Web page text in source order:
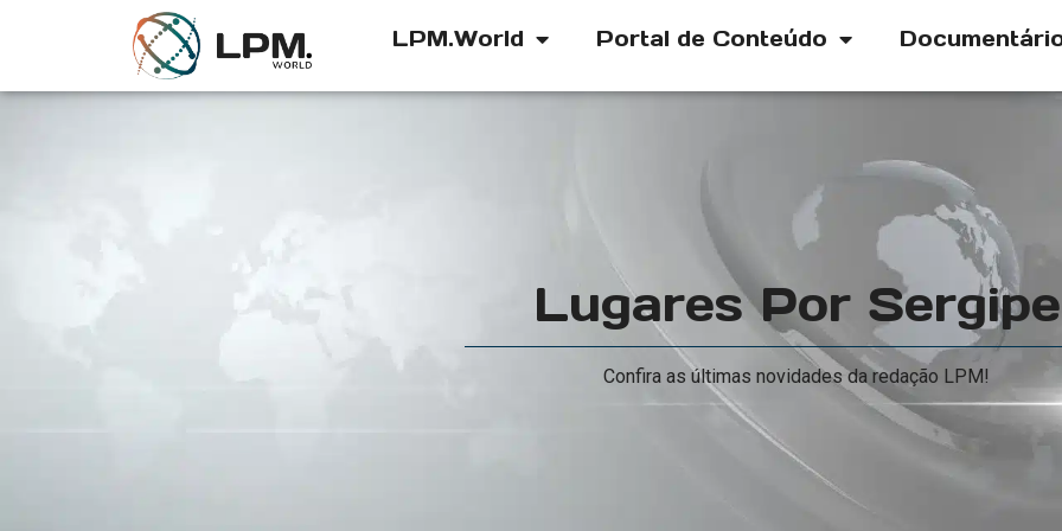
LPM.World Portal de Conteúdo
Lugares Por Sergipe
Confira as últimas novidades da redação LPM!